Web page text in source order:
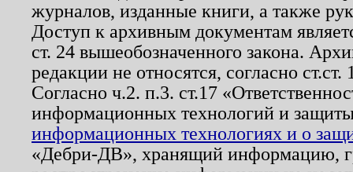
журналов, изданные книги, а также
Доступ к архивным документам
ст. 24 вышеобозначенного закона.
редакции не относятся, согласно
Согласно ч.2. п.3. ст.17
информационных технологий и
информационных технологиях и о
«Дебри-ДВ», хранящий информацию,